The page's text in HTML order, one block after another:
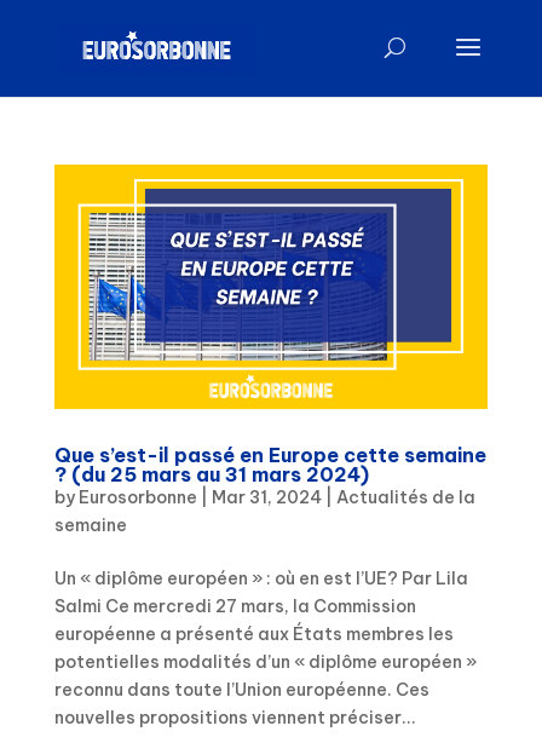
Que s’est-il passé en Europe cette semaine
? (du 25 mars au 31 mars 2024)
by Eurosorbonne Mar 31, 2024| Actualités de la
semaine
Un « diplôme européen » : où en est l’UE? Par Lila
Salmi Ce mercredi 27 mars, la Commission
européenne a présenté aux États membres les
potentielles modalités d’un « diplôme européen »
reconnu dans toute l’Union européenne. Ces
nouvelles propositions viennent préciser...